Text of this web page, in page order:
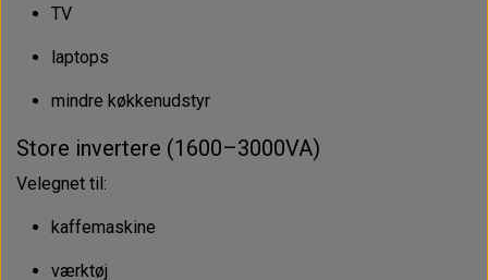
TV
laptops
mindre køkkenudstyr
Store invertere (1600–3000VA)
Velegnet til:
kaffemaskine
værktøj